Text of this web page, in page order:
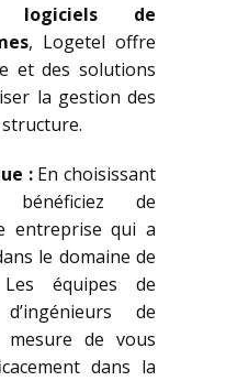
logiciels de
, Logetel offre
et des solutions
la gestion des
:En choisissant
bénéficiez de
entreprise qui a
le domaine de
équipes de
de
de vous
dans la